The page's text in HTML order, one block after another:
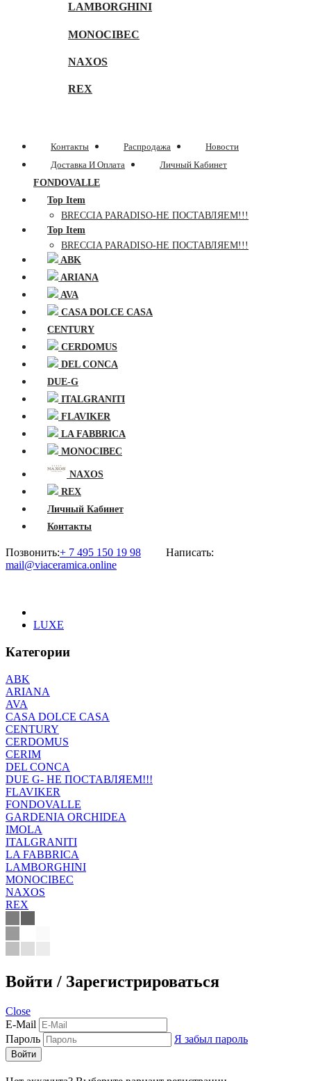
LAMBORGHINI
MONOCIBEC
NAXOS
REX
Контакты Распродажа
Новости
Доставка И Оплата
Личный Кабинет
FONDOVALLE
Top Item
BRECCIA PARADISO-НЕ ПОСТАВЛЯЕМ!!!
Top Item
BRECCIA PARADISO-НЕ ПОСТАВЛЯЕМ!!!
ABK
ARIANA
AVA
CASA DOLCE CASA
CENTURY
CERDOMUS
DEL CONCA
DUE-G
ITALGRANITI
FLAVIKER
LA FABBRICA
MONOCIBEC
NAXOS
REX
Личный Кабинет
Контакты
Позвонить:+ 7 495 150 19 98 Написать:
mail@viaceramica.online
LUXE
Категории
ABK
ARIANA
AVA
CASA DOLCE CASA
CENTURY
CERDOMUS
CERIM
DEL CONCA
DUE G- НЕ ПОСТАВЛЯЕМ!!!
FLAVIKER
FONDOVALLE
GARDENIA ORCHIDEA
IMOLA
ITALGRANITI
LA FABBRICA
LAMBORGHINI
MONOCIBEC
NAXOS
REX
Войти / Зарегистрироваться
Close
E-Mail
Пароль
Я забыл пароль
Войти